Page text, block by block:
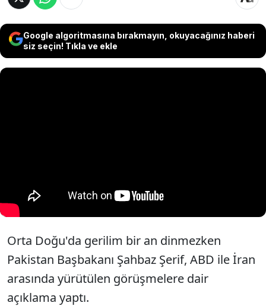
Google algoritmasına bırakmayın, okuyacağınız haberi
siz seçin! Tıkla ve ekle
Orta Doğu'da gerilim bir an dinmezken
Pakistan Başbakanı Şahbaz Şerif, ABD ile İran
arasında yürütülen görüşmelere dair
açıklama yaptı.